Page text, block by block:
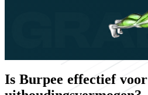
Is Burpee effectief voor